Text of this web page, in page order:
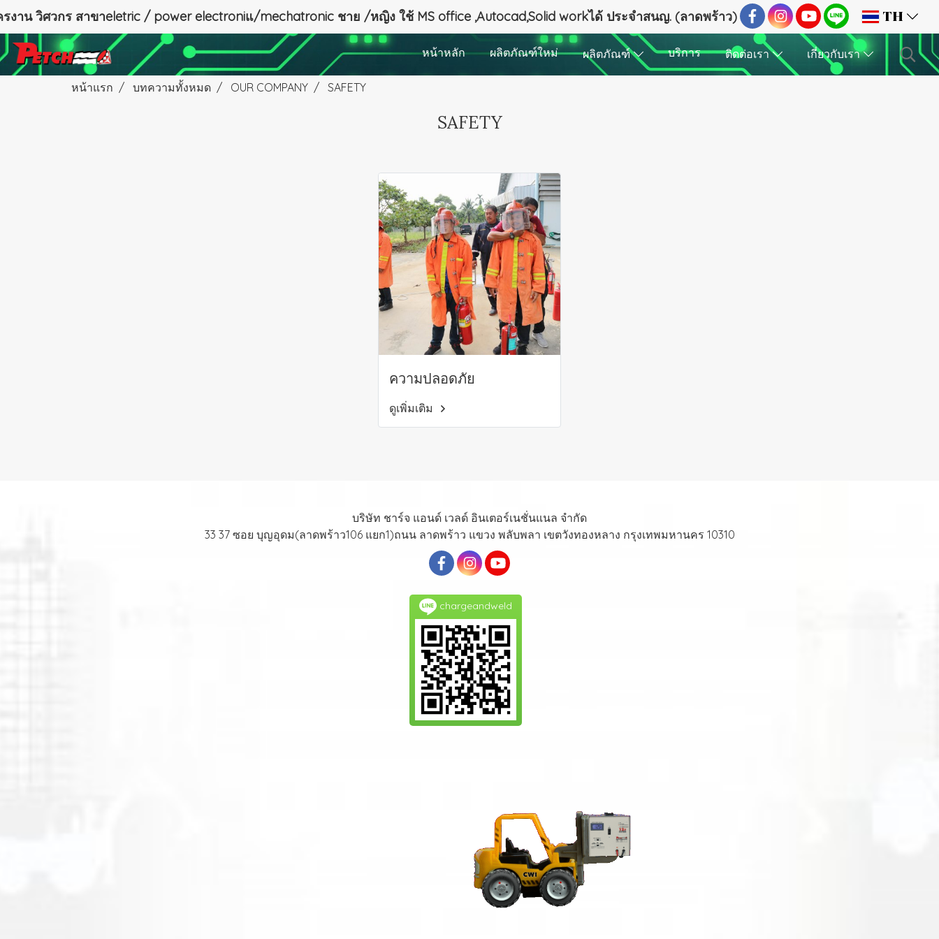
งาน วิศวกร สาขาeletric / power electroniแ/mechatronic ชาย /หญิง ใช้ MS office ,Autocad,Solid workได้ ประจำสนญ. (ลาดพร้าว) TH
หน้าหลัก ผลิตภัณฑ์ใหม่ ผลิตภัณฑ์ บริการ ติดต่อเรา เกี่ยวกับเรา
หน้าแรก บทความทั้งหมด OUR COMPANY SAFETY
SAFETY
ความปลอดภัย
ดูเพิ่มเติม
บริษัท ชาร์จ แอนด์ เวลด์ อินเตอร์เนชั่นแนล จำกัด
33 37 ซอย บุญอุดม(ลาดพร้าว106 แยก1)ถนน ลาดพร้าว แขวง พลับพลา เขตวังทองหลาง กรุงเทพมหานคร 10310
chargeandweld